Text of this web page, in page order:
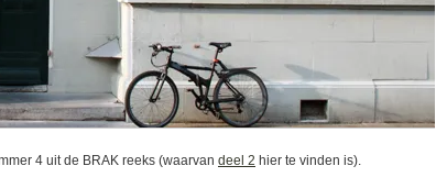
4 uit de BRAK reeks (waarvan deel 2 hier te vinden is).